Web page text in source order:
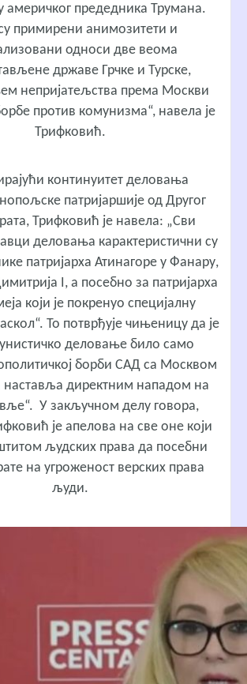
америчког предедника Трумана.
примирени анимозитети и
односи две веома
државе Грчке и Турске,
непријатељства према Москви
против комунизма“, навела је
Трифковић.
континуитет деловања
патријаршије од Другог
Трифковић је навела: „Сви
деловања карактеристични су
патријарха Атинагоре у Фанару,
I, а посебно за патријарха
који је покренуо специјалну
То потврђује чињеницу да је
деловање било само
борби САД са Москвом
наставља директним нападом на
У закључном делу говора,
је апелова на све оне који
људских права да посебни
на угроженост верских права
људи.